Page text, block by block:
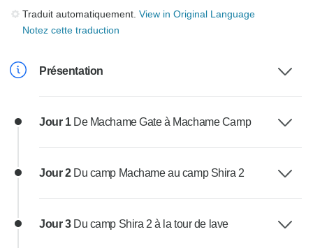
Traduit automatiquement. View in Original Language
Notez cette traduction
Présentation
Jour 1 De Machame Gate à Machame Camp
Jour 2 Du camp Machame au camp Shira 2
Jour 3 Du camp Shira 2 à la tour de lave